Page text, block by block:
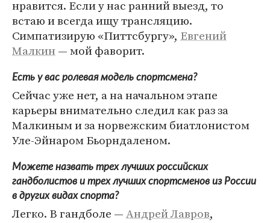
нравится. Если у нас ранний выезд, то
встаю и всегда ищу трансляцию.
Симпатизирую «Питтсбургу», Евгений
Малкин — мой фаворит.
Есть у вас ролевая модель спортсмена?
Сейчас уже нет, а на начальном этапе
карьеры внимательно следил как раз за
Малкиным и за норвежским биатлонистом
Уле-Эйнаром Бьорндаленом.
Можете назвать трех лучших российских
гандболистов и трех лучших спортсменов из России
в других видах спорта?
Легко. В гандболе —Андрей Лавров,